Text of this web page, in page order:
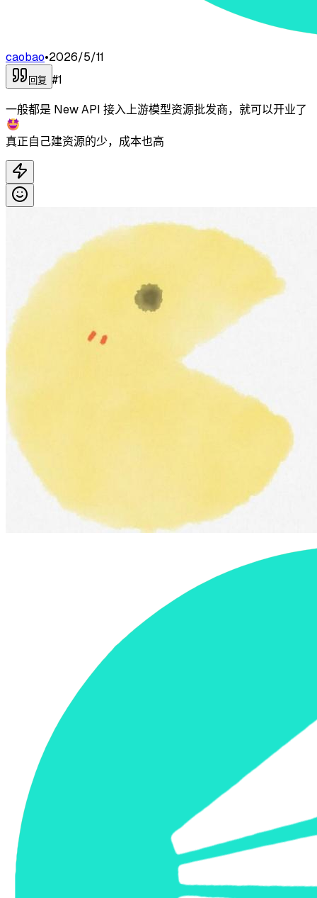
caobao•2026/5/11
回复 #1
一般都是 New API 接入上游模型资源批发商，就可以开业了
🤩
真正自己建资源的少，成本也高